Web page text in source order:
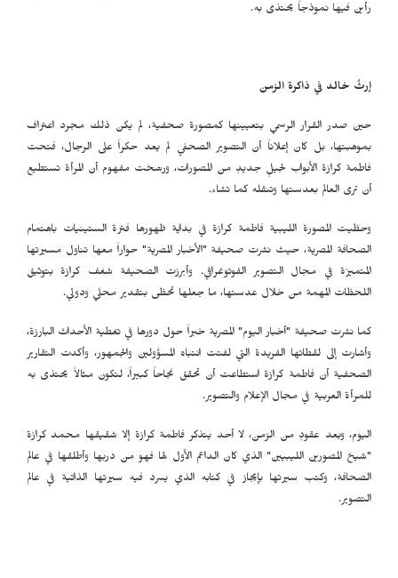
رأين فيها نموذجاً يحتذى به.
إرثٌ خالد في ذاكرة الزمن
حين صدر القرار الرسمي بتعيينها كمصورة صحفية، لم يكن ذلك مجرد اعتراف
بموهبتها، بل كان إعلاناً أن التصوير الصحفي لم يعد حكراً على الرجال، فتحت
فاطمة كرازة الأبواب لجيلٍ جديدٍ من المصورات، ورسّخت مفهوم أن المرأة تستطيع
أن ترى العالم بعدستها وتنقله كما تشاء.
وحظيت المصورة الليبية فاطمة كرازة في بداية ظهورها فترة الستينيات باهتمام
الصحافة المصرية، حيث نشرت صحيفة "الأخبار المصرية" حواراً معها تناول مسيرتها
المتميزة في مجال التصوير الفوتوغرافي. وأبرزت الصحيفة شغف كرازة بتوثيق
اللحظات المهمة من خلال عدستها، ما جعلها تحظى بتقدير محلي ودولي.
كما نشرت صحيفة "أخبار اليوم" المصرية خبراً حول دورها في تغطية الأحداث البارزة،
وأشارت إلى لقطاتها الفريدة التي لفتت انتباه المسؤولين والجمهور، وأكدت التقارير
الصحفية أن فاطمة كرازة استطاعت أن تحقق نجاحاً كبيراً، لتكون مثالاً يحتذى به
للمرأة العربية في مجال الإعلام والتصوير.
اليوم، وبعد عقودٍ من الزمن، لا أحد يتذكر فاطمة كرازة إلا شقيقها محمد كرازة
"شيخ المصورين الليبيين" الذي كان الداعم الأول لها فهو من دربها وأطلقها في عالم
الصحافة، وكتب سيرتها بإيجاز في كتابه الذي يسرد فيه سيرتها الذاتية في عالم
التصوير.